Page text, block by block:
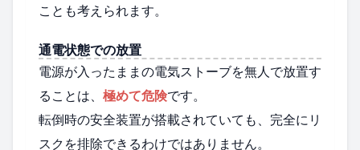
ことも考えられます。
通電状態での放置
電源が入ったままの電気ストーブを無人で放置す
ることは、 極めて危険です。
転倒時の安全装置が搭載されていても、完全にリ
スクを排除できるわけではありません。